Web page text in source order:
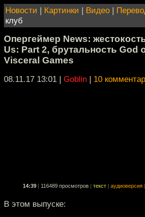
Новости | Картинки | Видео |
клуб
Опергеймер News:
Us: Part 2, брутальность God
Visceral Games
08.11.17 13:01 | Goblin | 10
14:39 116489 просмотров текст аудиоверсия
В этом выпуске: